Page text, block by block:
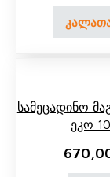
Სამეცადინო
Ეკო